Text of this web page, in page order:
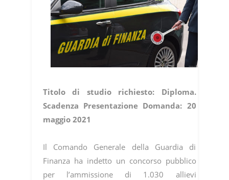
Titolo di studio richiesto: Diploma.
Scadenza Presentazione Domanda: 20
maggio 2021
Il Comando Generale della Guardia di
Finanza ha indetto un concorso pubblico
per l’ammissione di 1.030 allievi